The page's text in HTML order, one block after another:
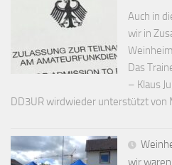
Auch in
wir in
Das
– Klaus
DD3UR wirdwieder unterstützt von
wir